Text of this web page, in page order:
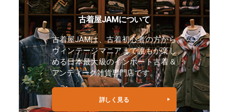
古着屋JAMについて
古着屋JAMは、古着初心者の方から
ヴィンテージマニアまで誰もが楽し
める日本最大級のインポート古着＆
アンティーク雑貨専門店です。
詳しく見る